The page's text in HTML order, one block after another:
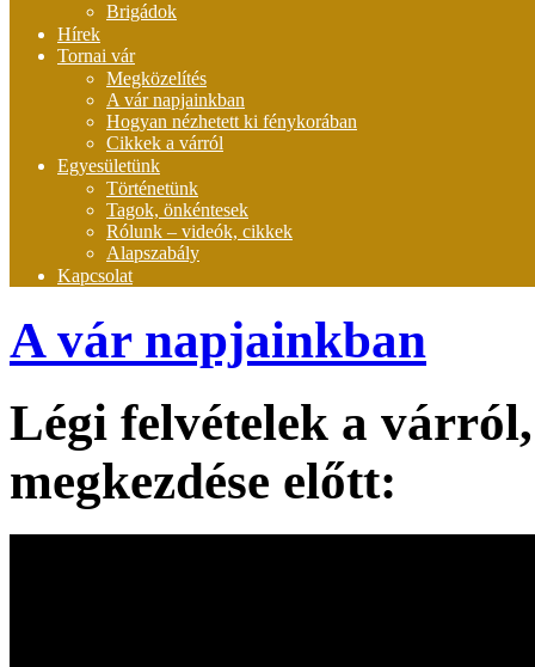
Brigádok
Hírek
Tornai vár
Megközelítés
A vár napjainkban
Hogyan nézhetett ki fénykorában
Cikkek a várról
Egyesületünk
Történetünk
Tagok, önkéntesek
Rólunk – videók, cikkek
Alapszabály
Kapcsolat
A vár napjainkban
Légi felvételek a
megkezdése előtt: